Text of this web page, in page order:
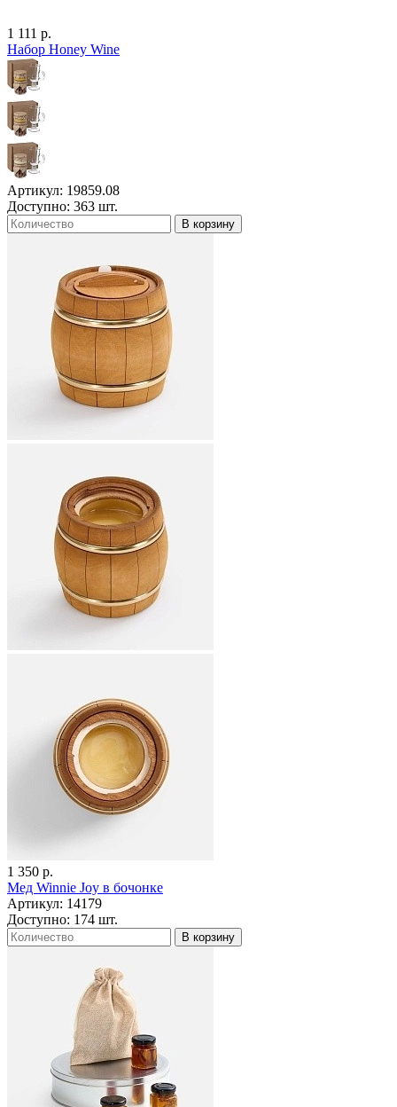
1 111 р.
Набор Honey Wine
Артикул: 19859.08
Доступно: 363 шт.
В корзину
1 350 р.
Мед Winnie Joy в бочонке
Артикул: 14179
Доступно: 174 шт.
В корзину